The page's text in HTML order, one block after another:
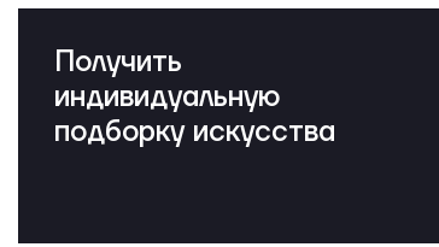
Получить
индивидуальную
подборку искусства